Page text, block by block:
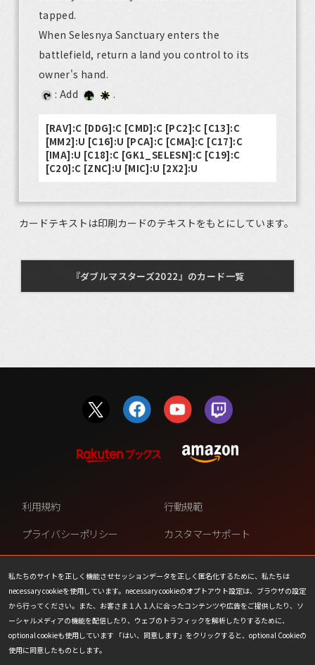
tapped.
When Selesnya Sanctuary enters the
battlefield, return a land you control to its
owner's hand.
: Add
.
[RAV]:C [DDG]:C [CMD]:C [PC2]:C [C13]:C
[MM2]:U [C16]:U [PCA]:C [CMA]:C [C17]:C
[IMA]:U [C18]:C [GK1_SELESN]:C [C19]:C
[C20]:C [ZNC]:U [MIC]:U [2X2]:U
カードテキストは印刷カードのテキストをもとにしています。
『ダブルマスターズ2022』のカード一覧
私たちのサイトを正しく機能させセッションデータを正しく匿名化するために、私たちは
necessary cookieを使用しています。necessary cookieのオプトアウト設定は、ブラウザの設定
から行ってください。また、お客さま１人１人に合ったコンテンツや広告をご提供したり、ソ
ーシャルメディアの機能を配信したり、ウェブのトラフィックを解析したりするために、
optional cookieも使用しています 「はい、同意します」をクリックすると、optional Cookieの
使用に同意したものとします。
利用規約
行動規範
プライバシーポリシー
カスタマーサポート
ファンコンテンツ・ポリシー
個人情報の販売や共有を許可し
ない
COOKIE
プレスリリース
会社情報
お問い合わせ